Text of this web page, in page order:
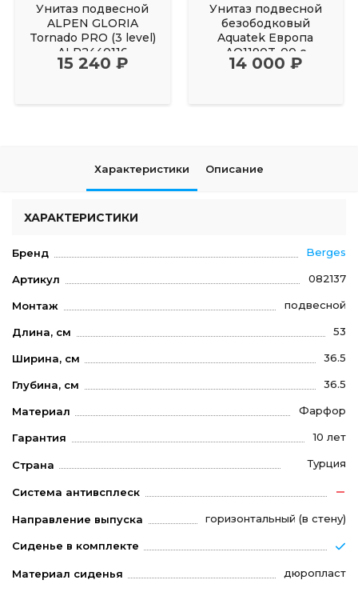
Унитаз подвесной
ALPEN GLORIA
Tornado PRO (3 level)
ALP2440116
15 240 ₽
Унитаз подвесной
безободковый
Aquatek Европа
AQ1190T-00 с
сиденьем Soft Close
14 000 ₽
Характеристики Описание
ХАРАКТЕРИСТИКИ
Бренд Berges
Артикул 082137
Монтаж подвесной
Длина, см 53
Ширина, см 36.5
Глубина, см 36.5
Материал Фарфор
Гарантия 10 лет
Страна Турция
Система антивсплеск
Направление выпуска горизонтальный (в стену)
Сиденье в комплекте
Материал сиденья дюропласт